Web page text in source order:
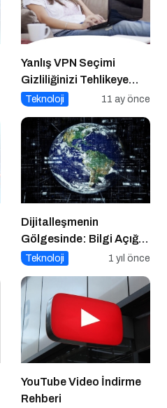
Yanlış VPN Seçimi
Gizliliğinizi Tehlikeye
Atabilir
Teknoloji 11 ay önce
Dijitalleşmenin
Gölgesinde: Bilgi Açığı
Büyüyor mu?
Teknoloji 1 yıl önce
YouTube Video İndirme
Rehberi